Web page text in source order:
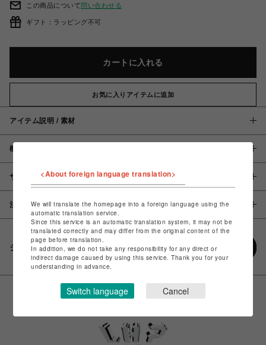
この商品について問い合わせる
ギフト：ラッピング不可
カートに入れる
お気に入りアイテムに追加
アイテム説明 / 素材
概要
サイズ
注意事項
シェアする
<About foreign language translation>
We will translate the homepage into a foreign language using the
automatic translation service.
Since this service is an automatic translation system, it may not be
translated correctly and may differ from the original content of the
page before translation.
In addition, we do not take any responsibility for any direct or
indirect damage caused by using this service. Thank you for your
understanding in advance.
Switch language Cancel